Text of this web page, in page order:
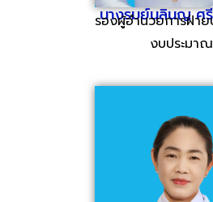
นางรมย์นลินญ ศ
รองผู้อำนวยการฝ่าย
งบประมาณ